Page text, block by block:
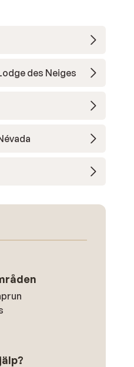
des Neiges